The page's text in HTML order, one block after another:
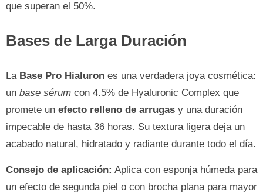
que superan el 50%.
Bases de Larga Duración
La Base Pro Hialuron es una verdadera joya cosmética:
un base sérum con 4.5% de Hyaluronic Complex que
promete un efecto relleno de arrugas y una duración
impecable de hasta 36 horas. Su textura ligera deja un
acabado natural, hidratado y radiante durante todo el día.
Consejo de aplicación: Aplica con esponja húmeda para
un efecto de segunda piel o con brocha plana para mayor